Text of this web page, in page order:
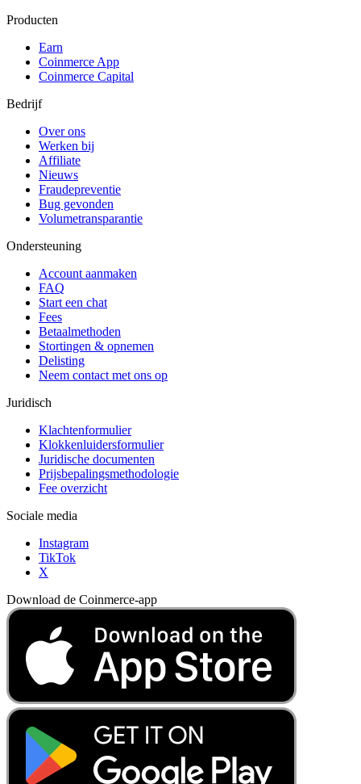
Producten
Earn
Coinmerce App
Coinmerce Capital
Bedrijf
Over ons
Werken bij
Affiliate
Nieuws
Fraudepreventie
Bug gevonden
Volumetransparantie
Ondersteuning
Account aanmaken
FAQ
Start een chat
Fees
Betaalmethoden
Stortingen & opnemen
Delisting
Neem contact met ons op
Juridisch
Klachtenformulier
Klokkenluidersformulier
Juridische documenten
Prijsbepalingsmethodologie
Fee overzicht
Sociale media
Instagram
TikTok
X
Download de Coinmerce-app